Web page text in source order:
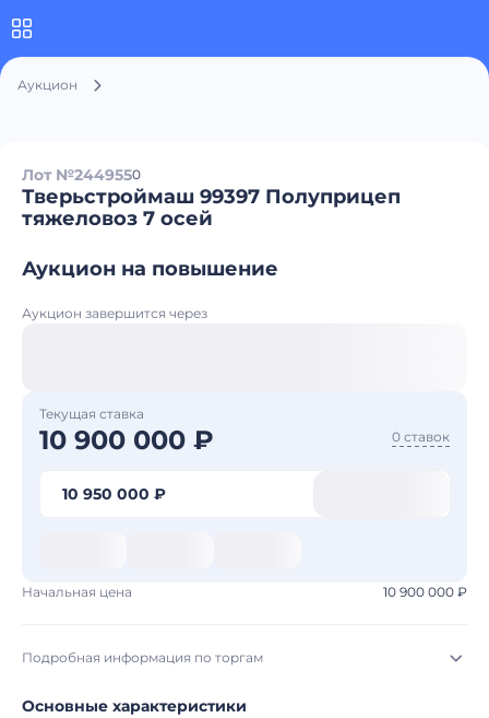
Аукцион
Лот №2449550
Тверьстроймаш 99397 Полуприцеп
тяжеловоз 7 осей
Аукцион на повышение
Аукцион завершится через
Текущая ставка
10 900 000 ₽ 0 ставок
10 950 000 ₽
Начальная цена 10 900 000 ₽
Подробная информация по торгам
Начало торгов: 30.07.2026, 16:15 МСК
Основные характеристики